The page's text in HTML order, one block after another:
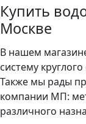
Купить
Москве
В нашем
систему
Также мы рады
компании МП:
различного